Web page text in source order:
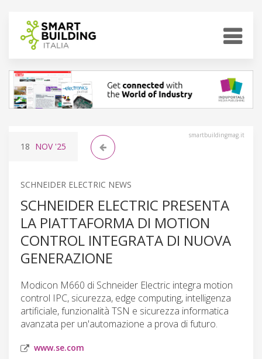
smartbuildingmag.it
18 NOV'25
SCHNEIDER ELECTRIC NEWS
SCHNEIDER ELECTRIC PRESENTA
LA PIATTAFORMA DI MOTION
CONTROL INTEGRATA DI NUOVA
GENERAZIONE
Modicon M660 di Schneider Electric integra motion
control IPC, sicurezza, edge computing, intelligenza
artificiale, funzionalità TSN e sicurezza informatica
avanzata per un'automazione a prova di futuro.
www.se.com